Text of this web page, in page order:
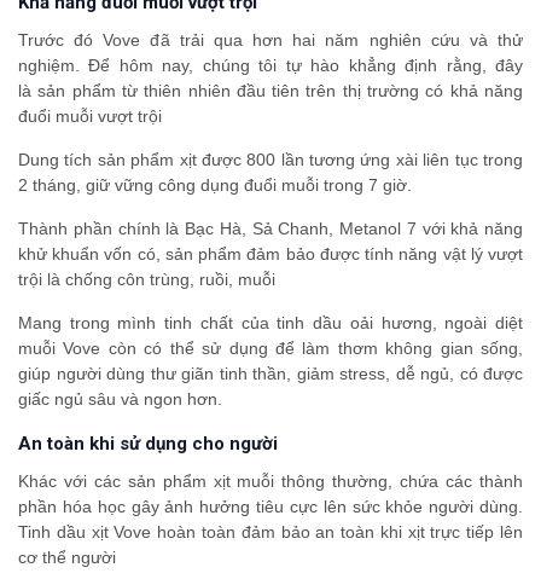
Trước đó Vove đã trải qua hơn hai năm nghiên cứu và thử
nghiệm. Để hôm nay, chúng tôi tự hào khẳng định rằng, đây
là sản phẩm từ thiên nhiên đầu tiên trên thị trường có khả năng
đuổi muỗi vượt trội
Dung tích sản phẩm xịt được 800 lần tương ứng xài liên tục trong
2 tháng, giữ vững công dụng đuổi muỗi trong 7 giờ.
Thành phần chính là Bạc Hà, Sả Chanh, Metanol 7 với khả năng
khử khuẩn vốn có, sản phẩm đảm bảo được tính năng vật lý vượt
trội là chống côn trùng, ruồi, muỗi
Mang trong mình tinh chất của tinh dầu oải hương, ngoài diệt
muỗi Vove còn có thể sử dụng để làm thơm không gian sống,
giúp người dùng thư giãn tinh thần, giảm stress, dễ ngủ, có được
giấc ngủ sâu và ngon hơn.
An toàn khi sử dụng cho người
Khác với các sản phẩm xịt muỗi thông thường, chứa các thành
phần hóa học gây ảnh hưởng tiêu cực lên sức khỏe người dùng.
Tinh dầu xịt Vove hoàn toàn đảm bảo an toàn khi xịt trực tiếp lên
cơ thể người